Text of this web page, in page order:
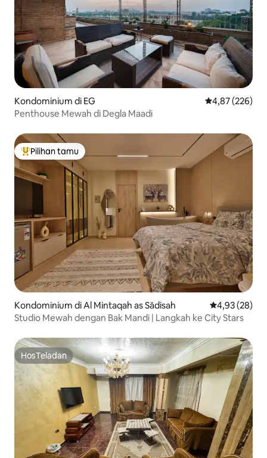
Kondominium di EG Nilai rata-rata
4,87 (226)
Penthouse Mewah di Degla Maadi
Pilihan tamu terpopuler
Pilihan tamu
Kondominium di Al Mintaqah as Sādisah Nilai rata-rata
4,93 (28)
Studio Mewah dengan Bak Mandi | Langkah ke City Stars
HosTeladan
HosTeladan